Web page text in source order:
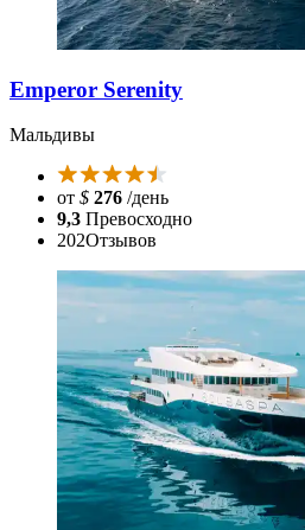
Emperor Serenity
Мальдивы
от $ 276 /день
9,3 Превосходно
202Отзывов